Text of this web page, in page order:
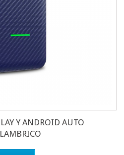
Y ANDROID AUTO